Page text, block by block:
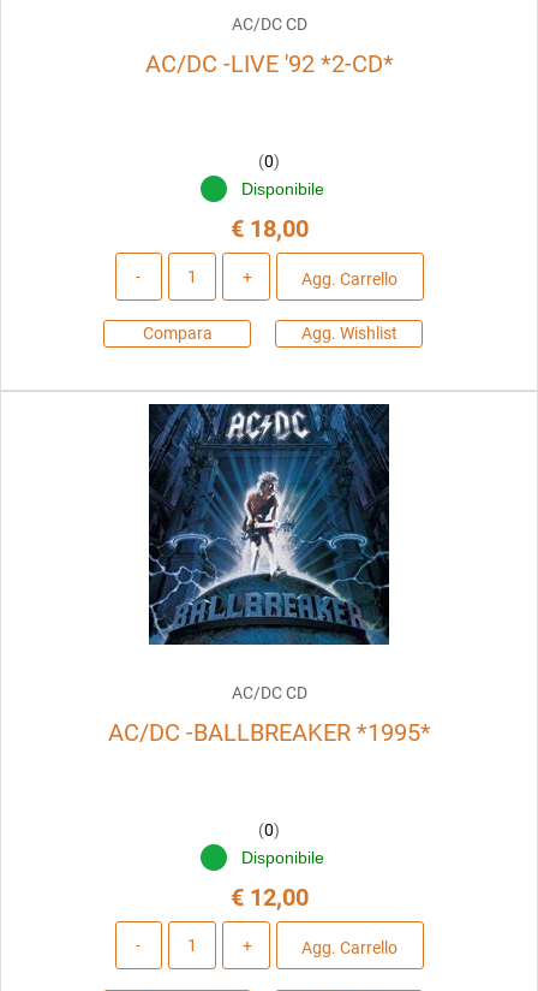
AC/DC CD
AC/DC -LIVE '92 *2-CD*
(0)
Disponibile
€ 18,00
Agg. Carrello
Compara Agg. Wishlist
AC/DC CD
AC/DC -BALLBREAKER *1995*
(0)
Disponibile
€ 12,00
Agg. Carrello